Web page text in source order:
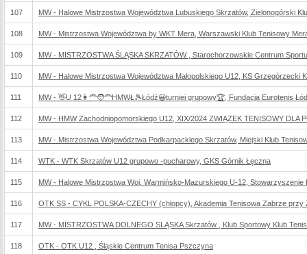
107 MW - Halowe Mistrzostwa Województwa Lubuskiego Skrzatów, Zielonogórski
108 MW - Mistrzostwa Województwa by WKT Mera, Warszawski Klub Tenisowy
109 MW - MISTRZOSTWA ŚLĄSKA SKRZATÓW , Starochorzowskie Centrum
110 MW - Halowe Mistrzostwa Województwa Małopolskiego U12, KS Grzegórzecki
111 MW - 👋U 12👩‍🦰🧑‍🦰HMWŁ🎾Łódź😀turniej grupowy🏆, Fundacja Eurotenis
112 MW - HMW Zachodniopomorskiego U12, XIX/2024 ZWIĄZEK TENISOWY DLA
113 MW - Mistrzostwa Województwa Podkarpackiego Skrzatów, Miejski Klub
114 WTK - WTK Skrzatów U12 grupowo -pucharowy, GKS Górnik Łęczna
115 MW - Halowe Mistrzostwa Woj. Warmińsko-Mazurskiego U-12, Stowarzyszenie
116 OTK SS - CYKL POLSKA-CZECHY (chłopcy), Akademia Tenisowa Zabrze
117 MW - MISTRZOSTWA DOLNEGO SLĄSKA Skrzatów , Klub Sportowy Klub
118 OTK - OTK U12 , Śląskie Centrum Tenisa Pszczyna